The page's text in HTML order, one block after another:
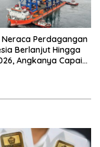
Perdagangan
Berlanjut Hingga
Angkanya Capai